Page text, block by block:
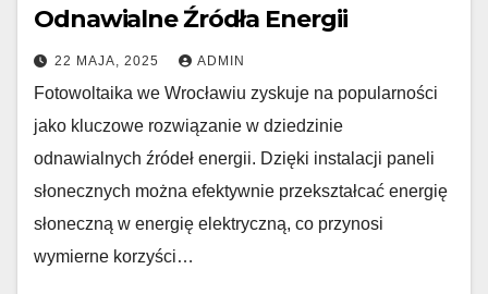
Odnawialne Źródła Energii
22 MAJA, 2025 ADMIN
Fotowoltaika we Wrocławiu zyskuje na popularności
jako kluczowe rozwiązanie w dziedzinie
odnawialnych źródeł energii. Dzięki instalacji paneli
słonecznych można efektywnie przekształcać energię
słoneczną w energię elektryczną, co przynosi
wymierne korzyści…